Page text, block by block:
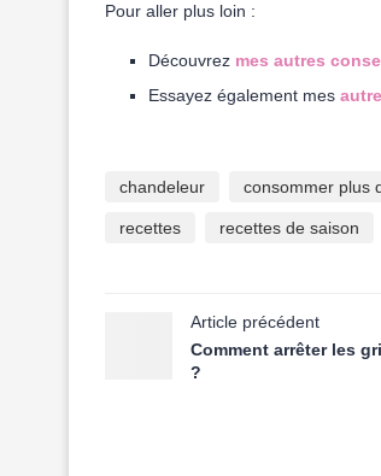
Pour aller plus loin :
Découvrez mes autres
Essayez également mes
chandeleur consommer plus
recettes recettes de saison
Article précédent
Comment arrêter les
?